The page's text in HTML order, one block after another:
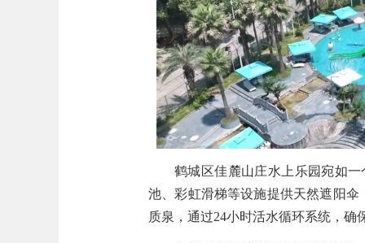
鹤城区佳麓山庄水上乐园宛如
池、彩虹滑梯等设施提供天然遮阳
质泉，通过24小时活水循环系统，确